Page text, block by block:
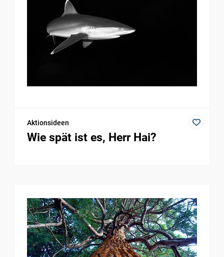
Aktionsideen
Wie spät ist es, Herr Hai?